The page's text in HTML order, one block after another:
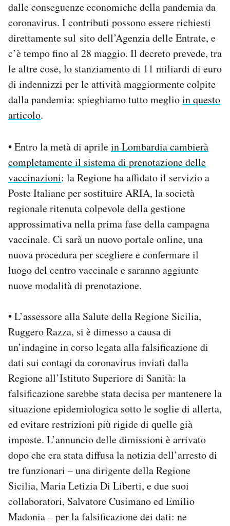
dalle conseguenze economiche della pandemia da
coronavirus. I contributi possono essere richiesti
direttamente sul sito dell’Agenzia delle Entrate, e
c’è tempo fino al 28 maggio. Il decreto prevede, tra
le altre cose, lo stanziamento di 11 miliardi di euro
di indennizzi per le attività maggiormente colpite
dalla pandemia: spieghiamo tutto meglioin questo
articolo.
•Entro la metà di aprilein Lombardia cambierà
completamente il sistema di prenotazione delle
vaccinazioni: la Regione ha affidato il servizio a
Poste Italiane per sostituire ARIA, la società
regionale ritenuta colpevole della gestione
approssimativa nella prima fase della campagna
vaccinale. Ci sarà un nuovo portale online, una
nuova procedura per scegliere e confermare il
luogo del centro vaccinale e saranno aggiunte
nuove modalità di prenotazione.
•L’assessore alla Salute della Regione Sicilia,
Ruggero Razza, si è dimesso a causa di
un’indagine in corso legata alla falsificazione di
dati sui contagi da coronavirus inviati dalla
Regione all’Istituto Superiore di Sanità: la
falsificazione sarebbe stata decisa per mantenere la
situazione epidemiologica sotto le soglie di allerta,
ed evitare restrizioni più rigide di quelle già
imposte. L’annuncio delle dimissioni è arrivato
dopo che era stata diffusa la notizia dell’arresto di
tre funzionari – una dirigente della Regione
Sicilia, Maria Letizia Di Liberti, e due suoi
collaboratori, Salvatore Cusimano ed Emilio
Madonia – per la falsificazione dei dati: ne